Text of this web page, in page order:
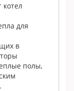
для
в
полы,